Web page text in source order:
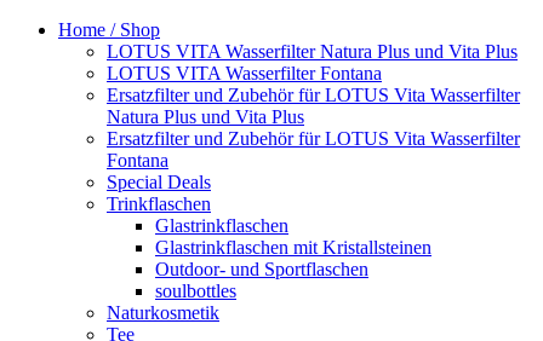
Home / Shop
LOTUS VITA Wasserfilter Natura Plus und Vita Plus
LOTUS VITA Wasserfilter Fontana
Ersatzfilter und Zubehör für LOTUS Vita Wasserfilter
Natura Plus und Vita Plus
Ersatzfilter und Zubehör für LOTUS Vita Wasserfilter
Fontana
Special Deals
Trinkflaschen
Glastrinkflaschen
Glastrinkflaschen mit Kristallsteinen
Outdoor- und Sportflaschen
soulbottles
Naturkosmetik
Tee